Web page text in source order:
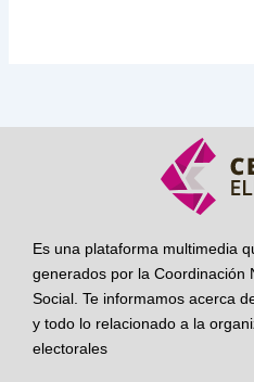
Es una plataforma multimedia
generados por la Coordinación
Social. Te informamos acerca
y todo lo relacionado a la
electorales